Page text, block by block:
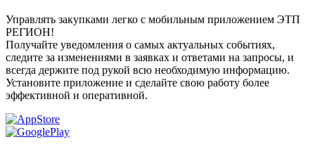
Управлять закупками легко с мобильным приложением ЭТП
РЕГИОН!
Получайте уведомления о самых актуальных событиях,
следите за изменениями в заявках и ответами на запросы, и
всегда держите под рукой всю необходимую информацию.
Установите приложение и сделайте свою работу более
эффективной и оперативной.